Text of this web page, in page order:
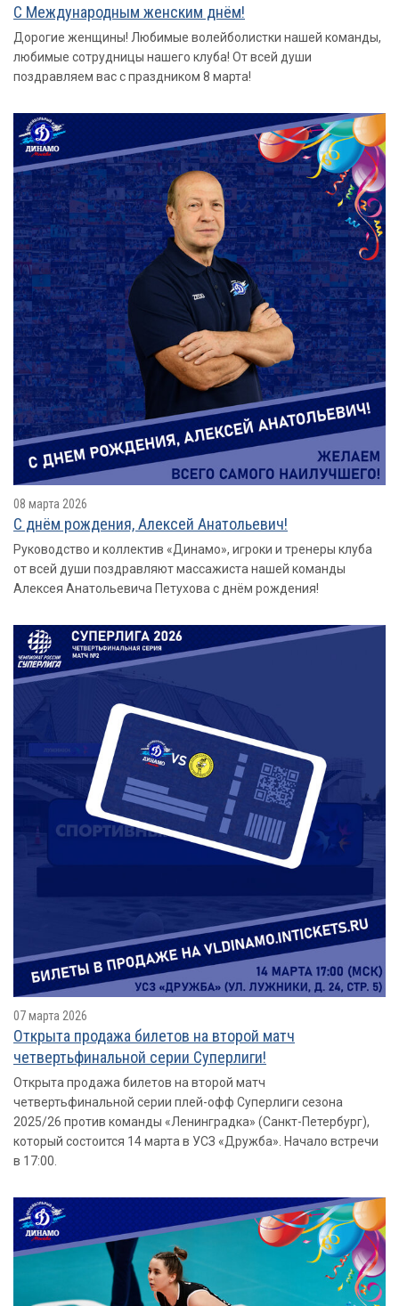
С Международным женским днём!
Дорогие женщины! Любимые волейболистки нашей команды,
любимые сотрудницы нашего клуба! От всей души
поздравляем вас с праздником 8 марта!
08 марта 2026
С днём рождения, Алексей Анатольевич!
Руководство и коллектив «Динамо», игроки и тренеры клуба
от всей души поздравляют массажиста нашей команды
Алексея Анатольевича Петухова с днём рождения!
07 марта 2026
Открыта продажа билетов на второй матч
четвертьфинальной серии Суперлиги!
Открыта продажа билетов на второй матч
четвертьфинальной серии плей-офф Суперлиги сезона
2025/26 против команды «Ленинградка» (Санкт-Петербург),
который состоится 14 марта в УСЗ «Дружба». Начало встречи
в 17:00.